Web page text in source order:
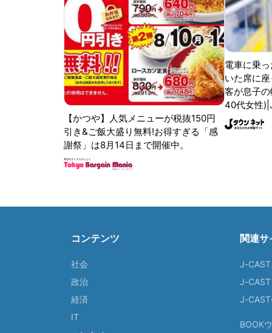
【かつや】人気メニューが税抜150円
引き&ご飯大盛り無料!お得すぎる「感
謝祭」は8月14日まで開催中。
電車に乗
いた席に
客が息子
40代女性
コンテンツ
社会
政治
経済
IT
関連サ
J-
J-
J-
BOOK